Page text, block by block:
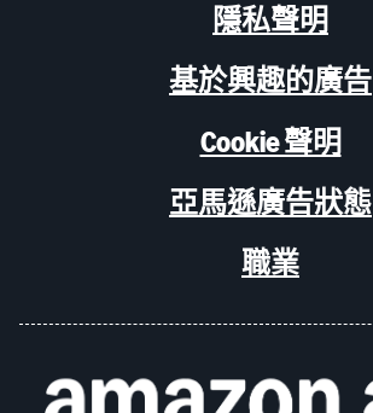
隱私聲明
基於興趣的廣告
Cookie 聲明
亞馬遜廣告狀態
職業